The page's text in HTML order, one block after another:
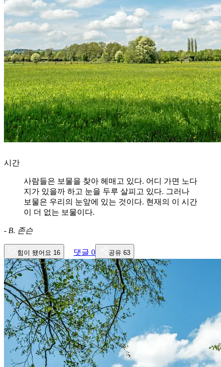
시간
사람들은 보물을 찾아 헤매고 있다. 어디 가면 노다
지가 있을까 하고 눈을 두루 살피고 있다. 그러나
보물은 우리의 눈앞에 있는 것이다. 현재의 이 시간
이 더 없는 보물이다.
- B. 존슨
힘이 됐어요 16 댓글 0 공유 63